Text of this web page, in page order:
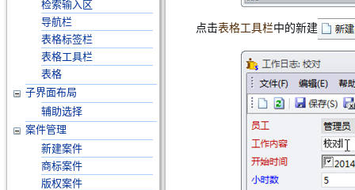
检索输入区
导航栏
表格标签栏
表格工具栏
表格
子界面布局
辅助选择
案件管理
新建案件
商标案件
版权案件
点击表格工具栏中的新建